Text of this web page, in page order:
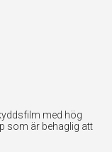
med hög
som är behaglig att